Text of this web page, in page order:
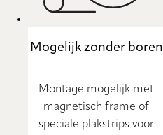
Mogelijk zonder boren
Montage mogelijk met
magnetisch frame of
speciale plakstrips voor